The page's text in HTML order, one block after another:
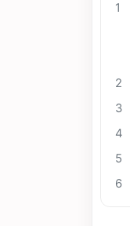
1
2
3
4
5
6